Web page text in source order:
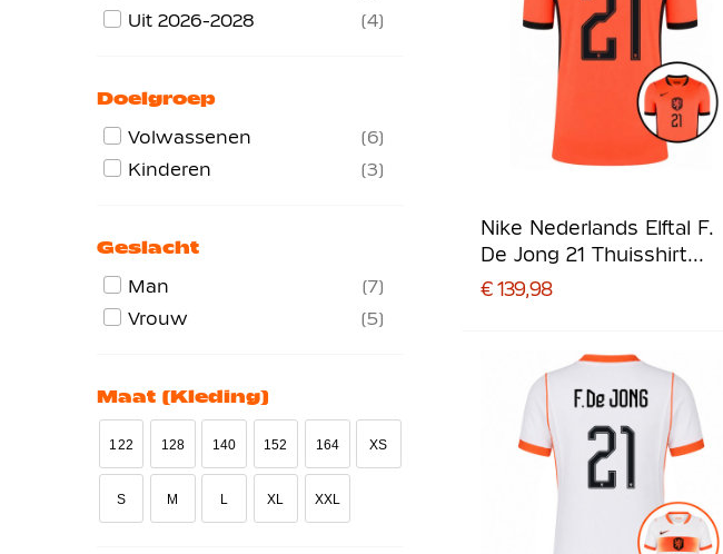
Nike Nederlands Elftal F.
De Jong 21 Thuisshirt
2026-2028
€ 139,98
Uit 2026-2028
4
Doelgroep
Volwassenen
6
Kinderen
3
Geslacht
Man
7
Vrouw
5
Maat (kleding)
122 128 140 152 164 XS
S M L XL XXL